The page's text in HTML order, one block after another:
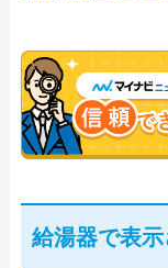
給湯器で表